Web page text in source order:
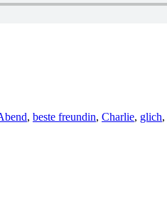
, beste freundin, Charlie, glich,